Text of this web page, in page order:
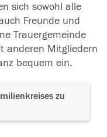
sich sowohl alle
Freunde und
Trauergemeinde
anderen Mitgliedern
bequem ein.
zu